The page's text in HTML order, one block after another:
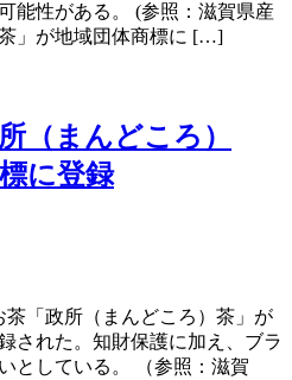
能性がある。 (参照：滋賀県産
」が地域団体商標に […]
（まんどころ）
に登録
茶「政所（まんどころ）茶」が
された。知財保護に加え、ブラ
としている。 （参照：滋賀